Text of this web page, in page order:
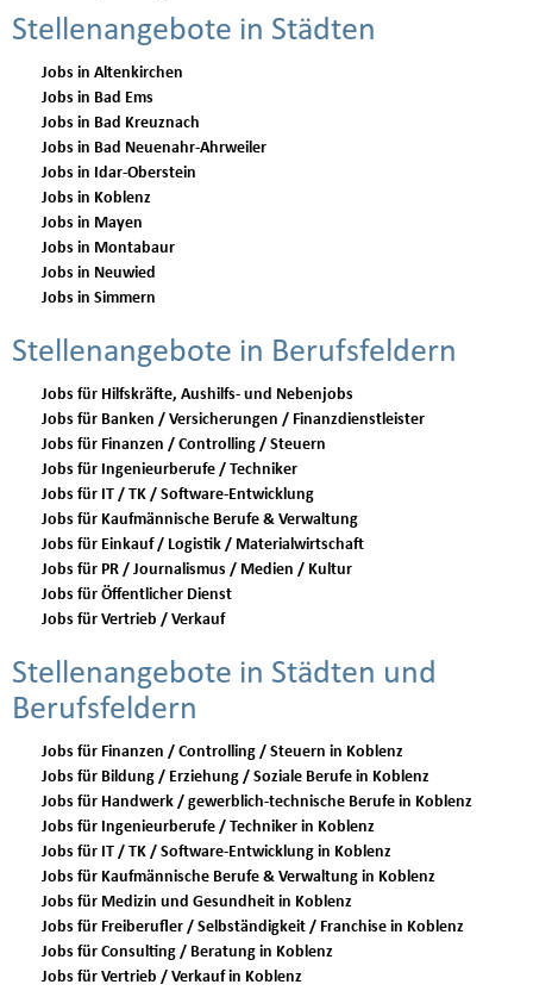
Stellenangebote in Städten
Jobs in Altenkirchen
Jobs in Bad Ems
Jobs in Bad Kreuznach
Jobs in Bad Neuenahr-Ahrweiler
Jobs in Idar-Oberstein
Jobs in Koblenz
Jobs in Mayen
Jobs in Montabaur
Jobs in Neuwied
Jobs in Simmern
Stellenangebote in Berufsfeldern
Jobs für Hilfskräfte, Aushilfs- und Nebenjobs
Jobs für Banken / Versicherungen / Finanzdienstleister
Jobs für Finanzen / Controlling / Steuern
Jobs für Ingenieurberufe / Techniker
Jobs für IT / TK / Software-Entwicklung
Jobs für Kaufmännische Berufe & Verwaltung
Jobs für Einkauf / Logistik / Materialwirtschaft
Jobs für PR / Journalismus / Medien / Kultur
Jobs für Öffentlicher Dienst
Jobs für Vertrieb / Verkauf
Stellenangebote in Städten und
Berufsfeldern
Jobs für Finanzen / Controlling / Steuern in Koblenz
Jobs für Bildung / Erziehung / Soziale Berufe in Koblenz
Jobs für Handwerk / gewerblich-technische Berufe in Koblenz
Jobs für Ingenieurberufe / Techniker in Koblenz
Jobs für IT / TK / Software-Entwicklung in Koblenz
Jobs für Kaufmännische Berufe & Verwaltung in Koblenz
Jobs für Medizin und Gesundheit in Koblenz
Jobs für Freiberufler / Selbständigkeit / Franchise in Koblenz
Jobs für Consulting / Beratung in Koblenz
Jobs für Vertrieb / Verkauf in Koblenz